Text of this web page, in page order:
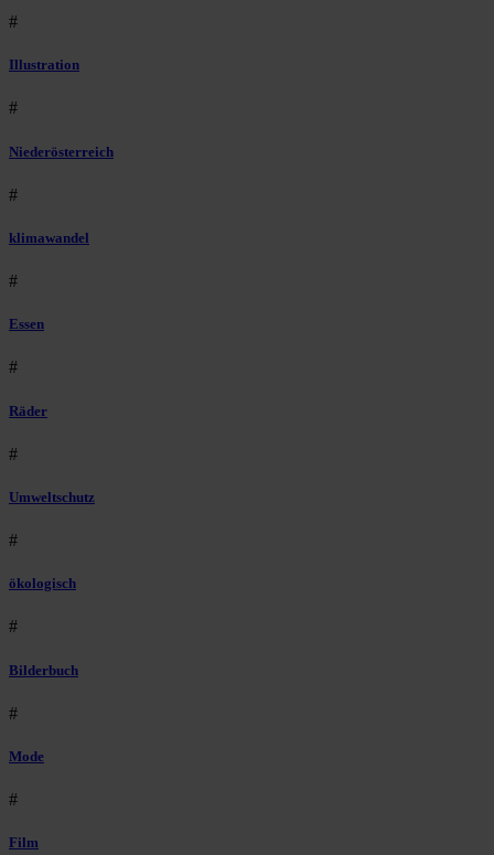
#
Illustration
#
Niederösterreich
#
klimawandel
#
Essen
#
Räder
#
Umweltschutz
#
ökologisch
#
Bilderbuch
#
Mode
#
Film